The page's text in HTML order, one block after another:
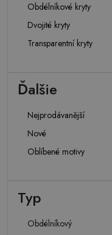
Obdélníkové kryty
Dvojité kryty
Transparentní kryty
Ďalšie
Nejprodávanější
Nové
Oblíbené motivy
Typ
Obdélníkový